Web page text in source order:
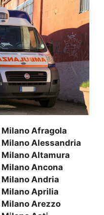
Milano Afragola
Milano Alessandria
Milano Altamura
Milano Ancona
Milano Andria
Milano Aprilia
Milano Arezzo